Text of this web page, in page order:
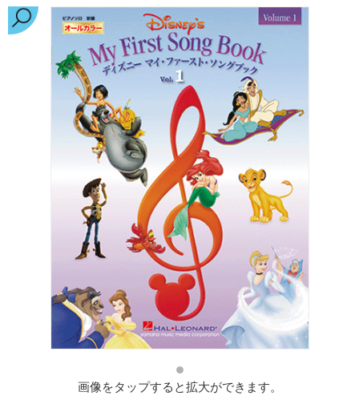
画像をタップすると拡大ができます。